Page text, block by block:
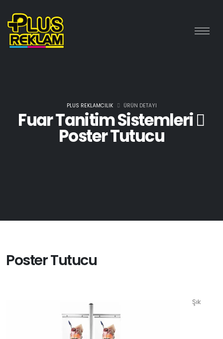
Fuar Tanitim Sistemleri
Poster Tutucu
PLUS REKLAMCILIK ÜRÜN DETAYI
Poster Tutucu
Şık